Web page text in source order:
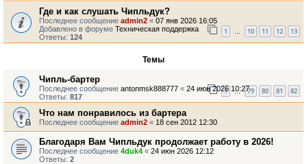
Где и как слушать Чипльдук?
Последнее сообщение admin2 « 07 янв 2026 16:05
Добавлено в форуме Техническая поддержка
Ответы: 124
1 … 10 11 12 13
Темы
Чипль-бартер
Последнее сообщение antonmsk888777 « 24 июн 2026 10:27
Ответы: 817
1 … 79 80 81 82
Что нам понравилось из бартера
Последнее сообщение admin2 « 18 сен 2012 12:30
Благодаря Вам Чипльдук продолжает работу в 2026!
Последнее сообщение 4duk4 « 24 июн 2026 12:12
Ответы: 2